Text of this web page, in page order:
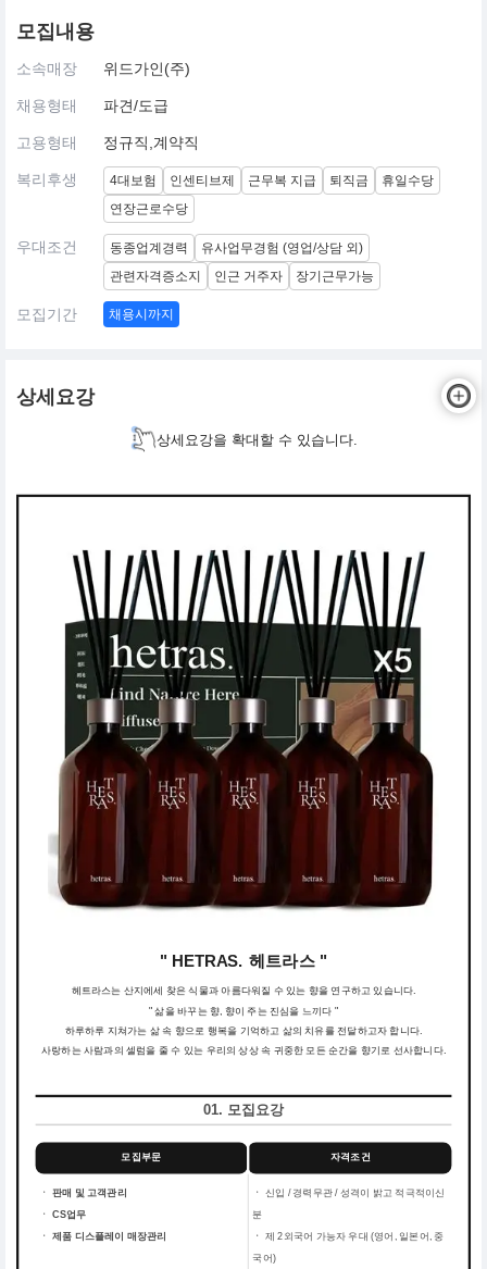
모집내용
소속매장 위드가인(주)
채용형태 파견/도급
고용형태 정규직,계약직
복리후생 4대보험 인센티브제 근무복 지급 퇴직금
휴일수당
연장근로수당
우대조건 동종업계경력
유사업무경험 (영업/상담 외)
관련자격증소지
인근 거주자 장기근무가능
모집기간 채용시까지
상세요강
상세요강을 확대할 수 있습니다.
" HETRAS. 헤트라스 "
헤트라스는 산지에세 찾은 식물과 아름다워질 수 있는 향을 연구하고 있습니다.
" 삶을 바꾸는 향, 향이 주는 진심을 느끼다 "
하루하루 지쳐가는 삶 속 향으로 행복을 기억하고 삶의 치유를 전달하고자 합니다.
사랑하는 사람과의 셀럼을 줄 수 있는 우리의 상상 속 귀중한 모든 순간을 향기로 선사합니다.
01. 모집요강
모집부문 자격조건
ㆍ 판매 및 고객관리
ㆍ CS업무
ㆍ 제품 디스플레이 매장관리
ㆍ 신입 / 경력무관 / 성격이 밝고 적극적이신
분
ㆍ 제 2외국어 가능자 우대 (영어, 일본어, 중
국어)